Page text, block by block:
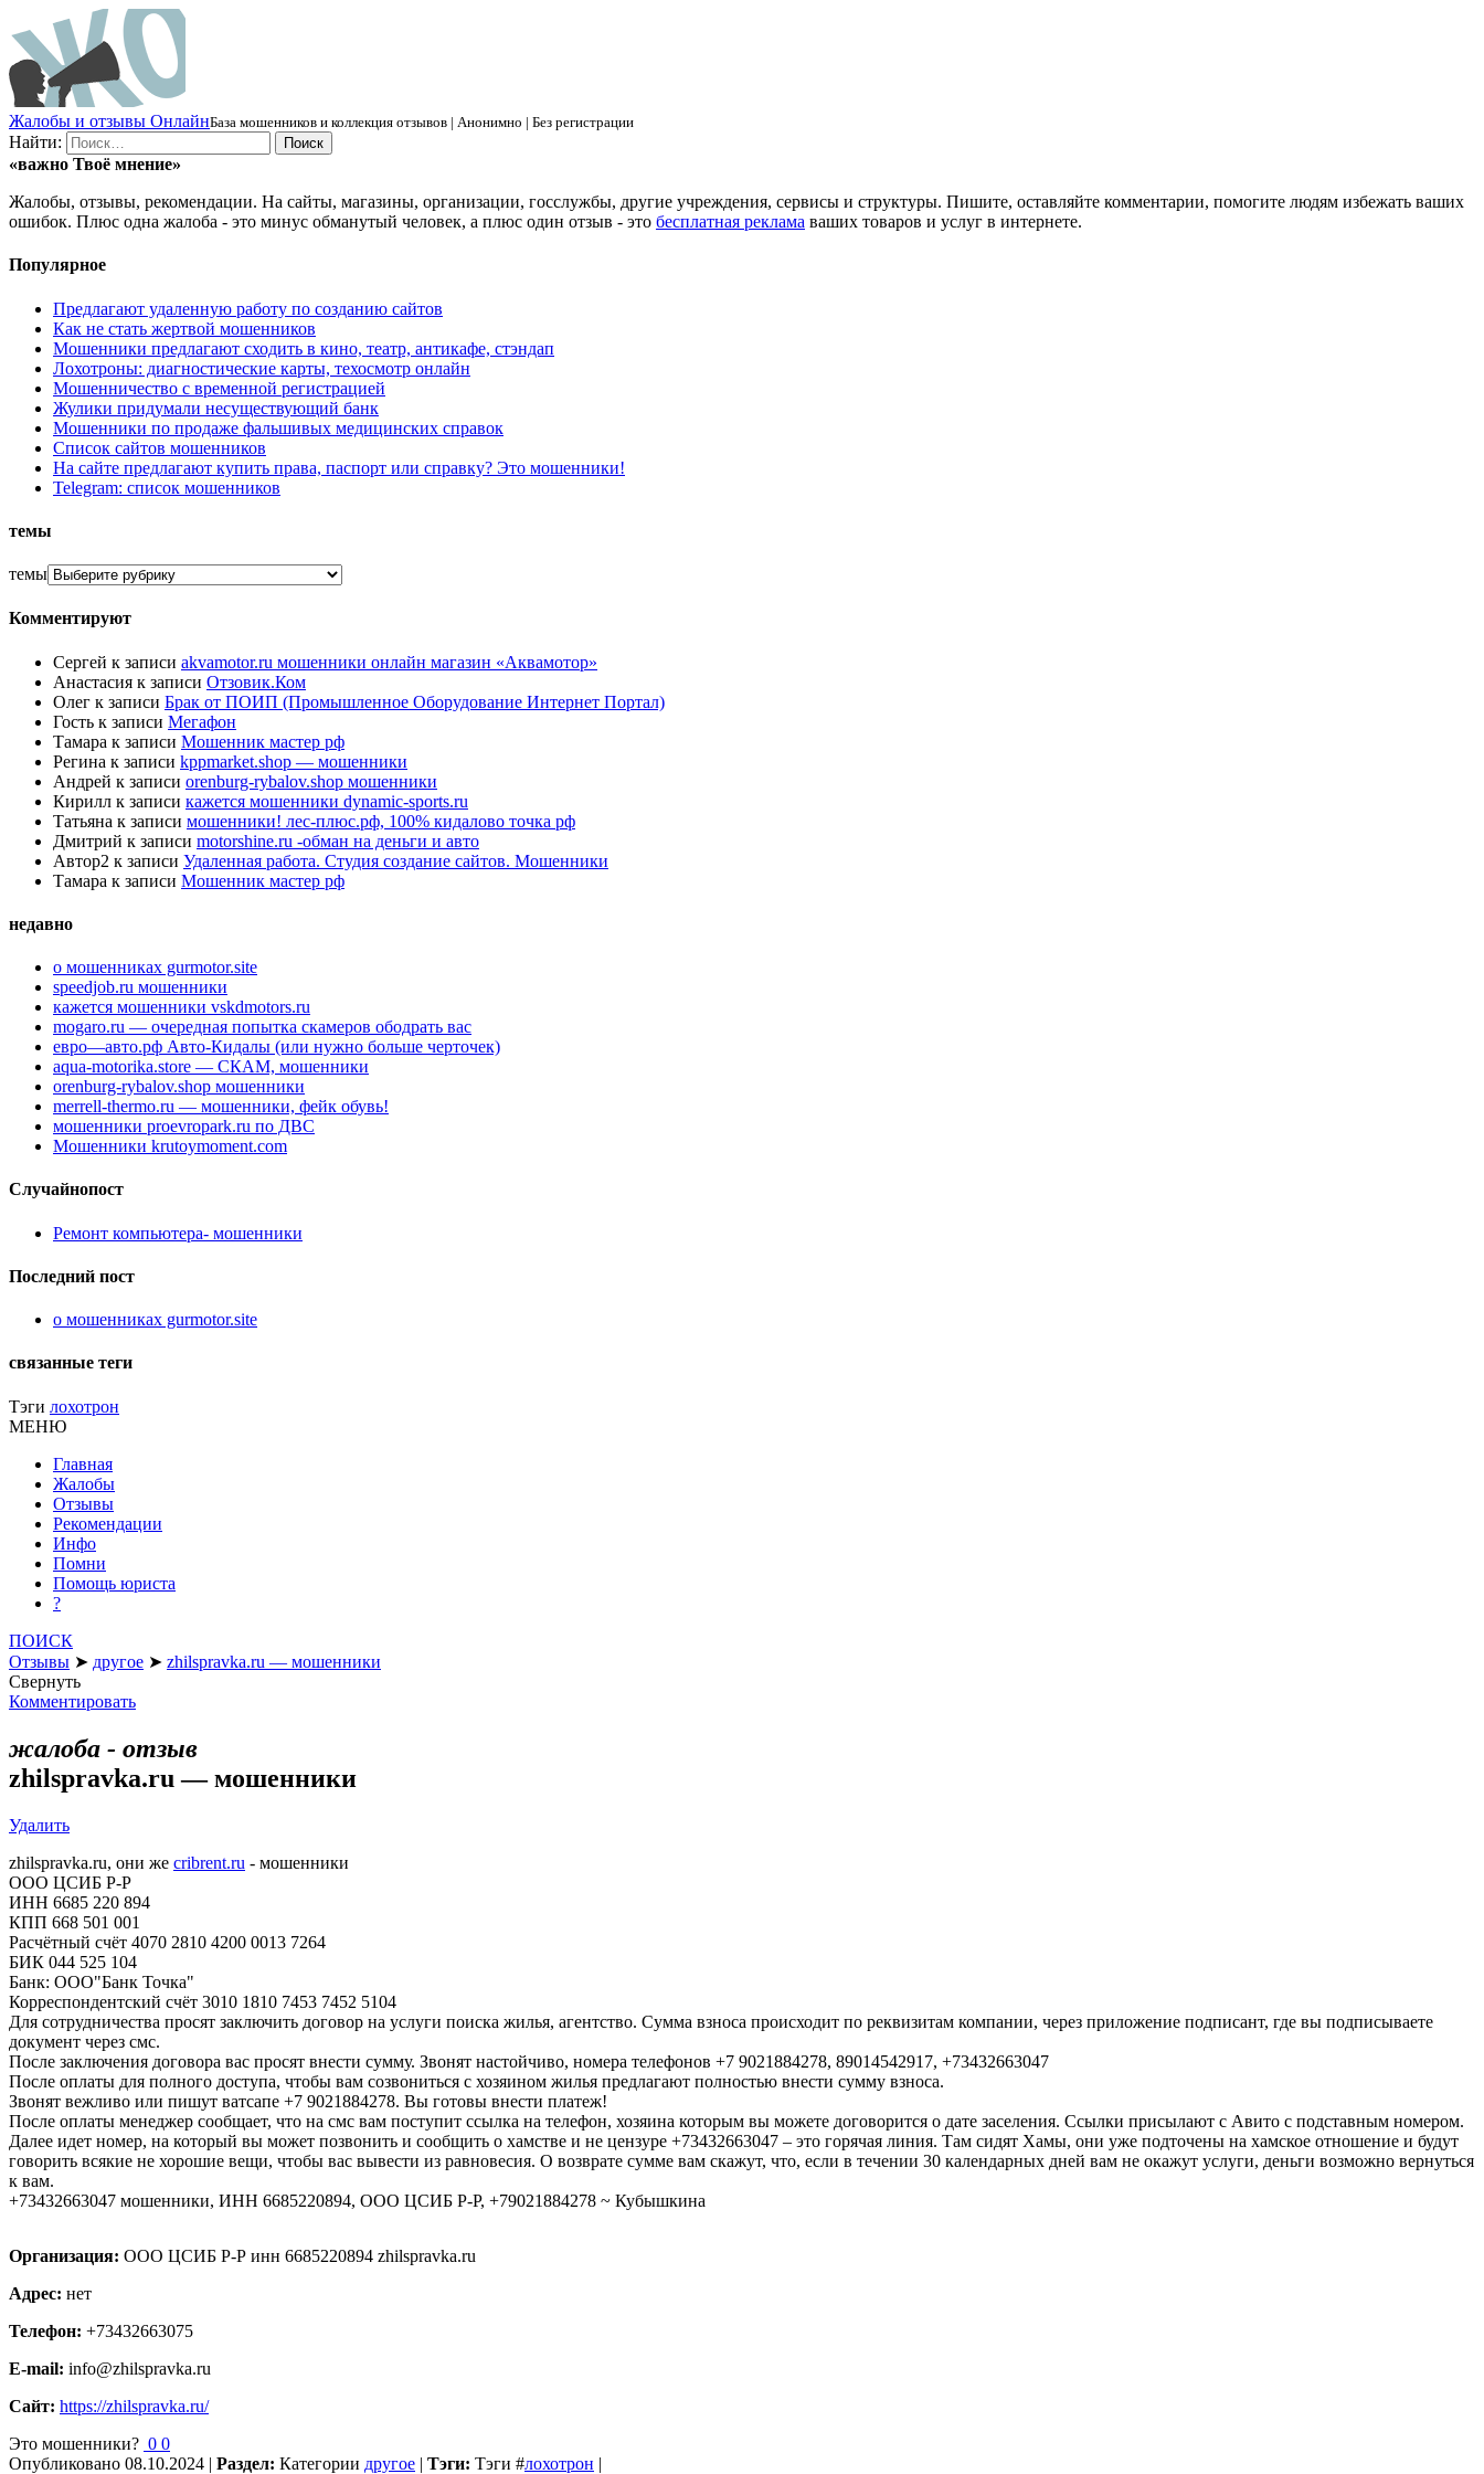
Жалобы и отзывы ОнлайнБаза мошенников и коллекция отзывов | Анонимно | Без регистрации
Найти:
«важно Твоё мнение»
Жалобы, отзывы, рекомендации. На сайты, магазины, организации, госслужбы, другие учреждения, сервисы и структуры. Пишите, оставляйте комментарии, помогите людям избежать ваших
ошибок. Плюс одна жалоба - это минус обманутый человек, а плюс один отзыв - это бесплатная реклама ваших товаров и услуг в интернете.
Популярное
Предлагают удаленную работу по созданию сайтов
Как не стать жертвой мошенников
Мошенники предлагают сходить в кино, театр, антикафе, стэндап
Лохотроны: диагностические карты, техосмотр онлайн
Мошенничество с временной регистрацией
Жулики придумали несуществующий банк
Мошенники по продаже фальшивых медицинских справок
Список сайтов мошенников
На сайте предлагают купить права, паспорт или справку? Это мошенники!
Telegram: список мошенников
темы
темы
Комментируют
Сергей к записи akvamotor.ru мошенники онлайн магазин «Аквамотор»
Анастасия к записи Отзовик.Ком
Олег к записи Брак от ПОИП (Промышленное Оборудование Интернет Портал)
Гость к записи Мегафон
Тамара к записи Мошенник мастер рф
Регина к записи kppmarket.shop — мошенники
Андрей к записи orenburg-rybalov.shop мошенники
Кирилл к записи кажется мошенники dynamic-sports.ru
Татьяна к записи мошенники! лес-плюс.рф, 100% кидалово точка рф
Дмитрий к записи motorshine.ru -обман на деньги и авто
Автор2 к записи Удаленная работа. Студия создание сайтов. Мошенники
Тамара к записи Мошенник мастер рф
недавно
о мошенниках gurmotor.site
speedjob.ru мошенники
кажется мошенники vskdmotors.ru
mogaro.ru — очередная попытка скамеров ободрать вас
евро—авто.рф Авто-Кидалы (или нужно больше черточек)
aqua-motorika.store — СКАМ, мошенники
orenburg-rybalov.shop мошенники
merrell-thermo.ru — мошенники, фейк обувь!
мошенники proevropark.ru по ДВС
Мошенники krutoymoment.com
Случайнопост
Ремонт компьютера- мошенники
Последний пост
о мошенниках gurmotor.site
связанные теги
Тэги лохотрон
МЕНЮ
Главная
Жалобы
Отзывы
Рекомендации
Инфо
Помни
Помощь юриста
?
ПОИСК
Отзывы ➤ другое ➤ zhilspravka.ru — мошенники
Свернуть
Комментировать
жалоба - отзыв
zhilspravka.ru — мошенники
Удалить
zhilspravka.ru, они же cribrent.ru - мошенники
ООО ЦСИБ Р-Р
ИНН 6685 220 894
КПП 668 501 001
Расчётный счёт 4070 2810 4200 0013 7264
БИК 044 525 104
Банк: ООО"Банк Точка"
Корреспондентский счёт 3010 1810 7453 7452 5104
Для сотрудничества просят заключить договор на услуги поиска жилья, агентство. Сумма взноса происходит по реквизитам компании, через приложение подписант, где вы подписываете
документ через смс.
После заключения договора вас просят внести сумму. Звонят настойчиво, номера телефонов +7 9021884278, 89014542917, +73432663047
После оплаты для полного доступа, чтобы вам созвониться с хозяином жилья предлагают полностью внести сумму взноса.
Звонят вежливо или пишут ватсапе +7 9021884278. Вы готовы внести платеж!
После оплаты менеджер сообщает, что на смс вам поступит ссылка на телефон, хозяина которым вы можете договорится о дате заселения. Ссылки присылают с Авито с подставным номером.
Далее идет номер, на который вы может позвонить и сообщить о хамстве и не цензуре +73432663047 – это горячая линия. Там сидят Хамы, они уже подточены на хамское отношение и будут
говорить всякие не хорошие вещи, чтобы вас вывести из равновесия. О возврате сумме вам скажут, что, если в течении 30 календарных дней вам не окажут услуги, деньги возможно вернуться
к вам.
+73432663047 мошенники, ИНН 6685220894, ООО ЦСИБ Р-Р, +79021884278 ~ Кубышкина
Организация: ООО ЦСИБ Р-Р инн 6685220894 zhilspravka.ru
Адрес: нет
Телефон: +73432663075
E-mail: info@zhilspravka.ru
Сайт: https://zhilspravka.ru/
Это мошенники? 0 0
Опубликовано 08.10.2024 | Раздел: Категории другое | Тэги: Тэги #лохотрон |